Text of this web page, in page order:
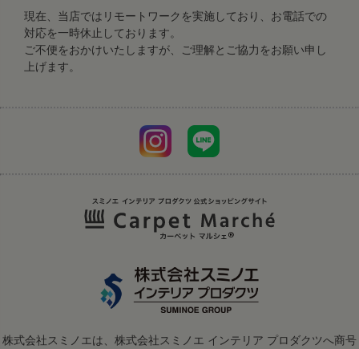
現在、当店ではリモートワークを実施しており、お電話での
対応を一時休止しております。
ご不便をおかけいたしますが、ご理解とご協力をお願い申し
上げます。
株式会社スミノエは、株式会社スミノエ インテリア プロダクツへ商号